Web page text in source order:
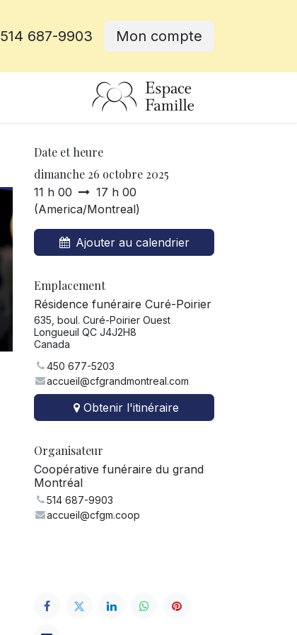
514 687-9903 Mon compte
Date et heure
dimanche 26 octobre 2025
11 h 00
17 h 00
(America/Montreal)
Ajouter au calendrier
Emplacement
Résidence funéraire Curé-Poirier
635, boul. Curé-Poirier Ouest
Longueuil QC J4J2H8
Canada
450 677-5203
accueil@cfgrandmontreal.com
Obtenir l'itinéraire
Organisateur
Coopérative funéraire du grand
Montréal
514 687-9903
accueil@cfgm.coop